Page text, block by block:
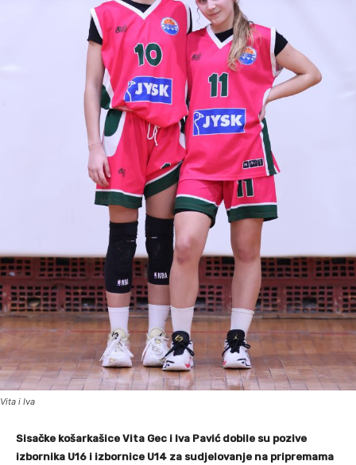
Vita i Iva
Sisačke košarkašice Vita Gec i Iva Pavić dobile su pozive
izbornika U16 i izbornice U14 za sudjelovanje na pripremama